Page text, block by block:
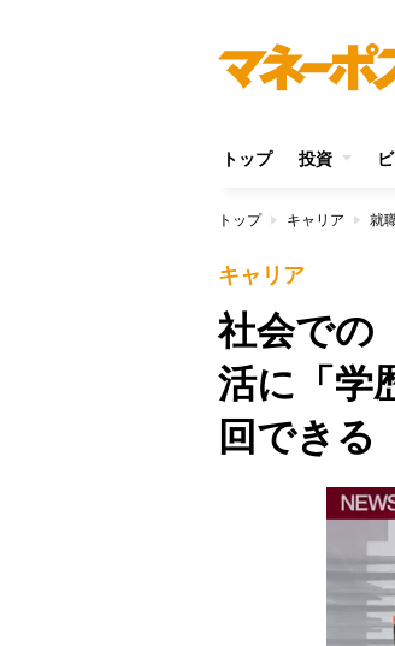
トップ 投資
トップ キャリア 就
キャリア
社会での
活に「学
回できる